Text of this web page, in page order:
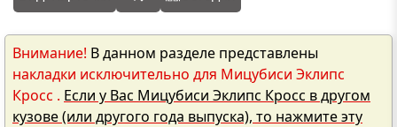
Внимание! В данном разделе представлены
накладки исключительно для Мицубиси Эклипс
Кросс . Если у Вас Мицубиси Эклипс Кросс в другом
кузове (или другого года выпуска), то нажмите эту